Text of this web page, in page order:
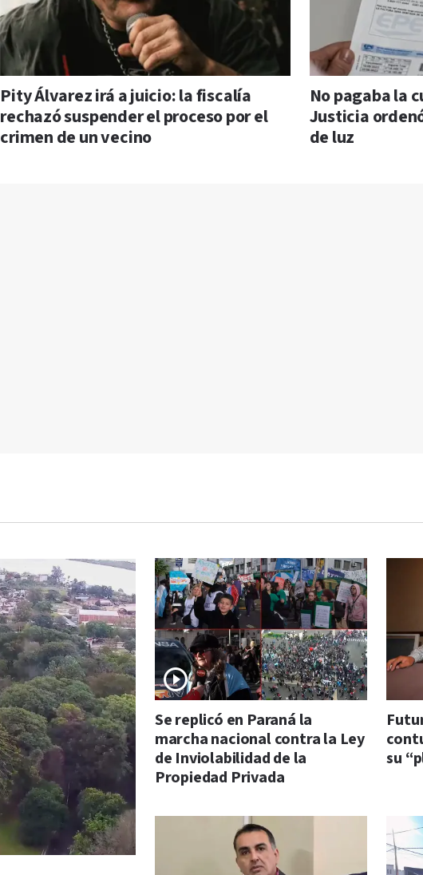
Pity Álvarez irá a juicio: la fiscalía
rechazó suspender el proceso por el
crimen de un vecino
No pagaba la
Justicia
de luz
Se replicó en Paraná la
marcha nacional contra la Ley
de Inviolabilidad de la
Propiedad Privada
su